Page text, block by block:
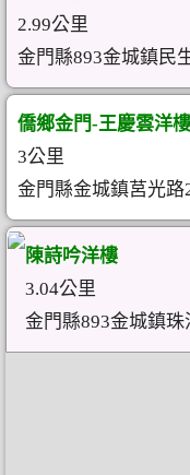
2.99公里
金門縣893金城鎮民
僑鄉金門-王慶雲洋
3公里
金門縣金城鎮莒光路
陳詩吟洋樓
3.04公里
金門縣893金城鎮珠